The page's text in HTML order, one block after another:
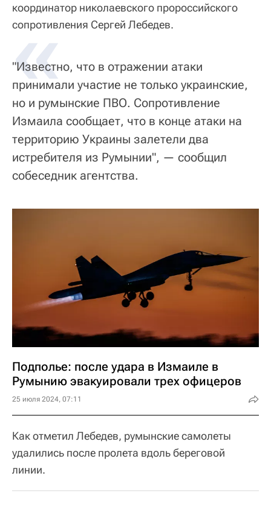
координатор николаевского пророссийского
сопротивления Сергей Лебедев.
«
"Известно, что в отражении атаки
принимали участие не только украинские,
но и румынские ПВО. Сопротивление
Измаила сообщает, что в конце атаки на
территорию Украины залетели два
истребителя из Румынии", — сообщил
собеседник агентства.
Подполье: после удара в Измаиле в
Румынию эвакуировали трех офицеров
25 июля 2024, 07:11
Как отметил Лебедев, румынские самолеты
удалились после пролета вдоль береговой
линии.